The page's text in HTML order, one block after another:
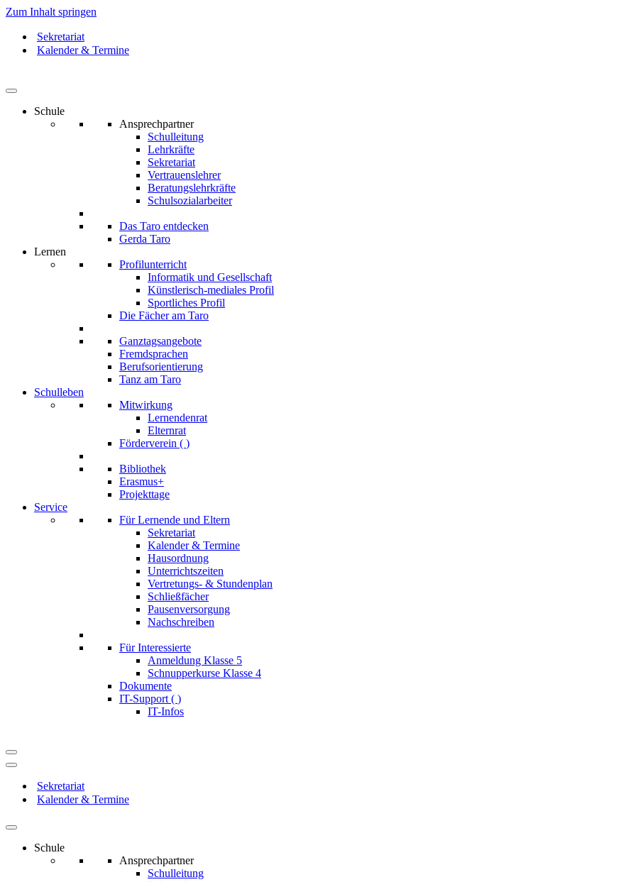
Zum Inhalt springen
Sekretariat
Kalender & Termine
Schule
Ansprechpartner
Schulleitung
Lehrkräfte
Sekretariat
Vertrauenslehrer
Beratungslehrkräfte
Schulsozialarbeiter
Das Taro entdecken
Gerda Taro
Lernen
Profilunterricht
Informatik und Gesellschaft
Künstlerisch-mediales Profil
Sportliches Profil
Die Fächer am Taro
Ganztagsangebote
Fremdsprachen
Berufsorientierung
Tanz am Taro
Schulleben
Mitwirkung
Lernendenrat
Elternrat
Förderverein ( )
Bibliothek
Erasmus+
Projekttage
Service
Für Lernende und Eltern
Sekretariat
Kalender & Termine
Hausordnung
Unterrichtszeiten
Vertretungs- & Stundenplan
Schließfächer
Pausenversorgung
Nachschreiben
Für Interessierte
Anmeldung Klasse 5
Schnupperkurse Klasse 4
Dokumente
IT-Support ( )
IT-Infos
Navigationsmenü
Navigationsmenü
Sekretariat
Kalender & Termine
Schule
Ansprechpartner
Schulleitung